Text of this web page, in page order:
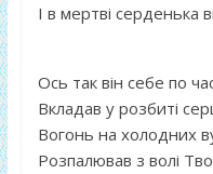
І в мертві серденька
Ось так він себе по
Вкладав у розбиті
Вогонь на холодних
Розпалював з волі